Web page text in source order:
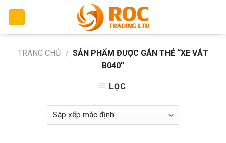
TRANG CHỦ / SẢN PHẨM ĐƯỢC GẮN THẺ “XE VẮT
B040”
LỌC